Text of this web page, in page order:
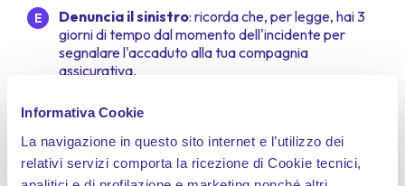
Informativa Cookie
La navigazione in questo sito internet e l’utilizzo dei
relativi servizi comporta la ricezione di Cookie tecnici,
Denuncia il sinistro: ricorda che, per legge, hai 3
giorni di tempo dal momento dell'incidente per
segnalare l'accaduto alla tua compagnia
assicurativa.
Kasko e collisione: